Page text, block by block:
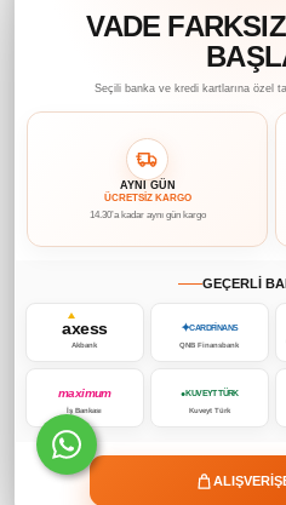
VADE FARKSIZ
Seçili banka ve kredi kartlarına özel
AYNI GÜN
ÜCRETSİZ KARGO
14.30’a kadar aynı gün kargo
GEÇERLİ
axess
Akbank
✦CARDFİNANS
QNB Finansbank
maximum
İş Bankası
● KUVEYT TÜRK
Kuveyt Türk